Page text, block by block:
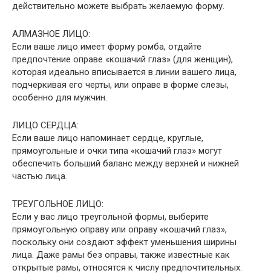
действительно можете выбрать желаемую форму.
АЛМАЗНОЕ ЛИЦО:
Если ваше лицо имеет форму ромба, отдайте
предпочтение оправе «кошачий глаз» (для женщин),
которая идеально вписывается в линии вашего лица,
подчеркивая его черты, или оправе в форме слезы,
особенно для мужчин.
ЛИЦО СЕРДЦА:
Если ваше лицо напоминает сердце, круглые,
прямоугольные и очки типа «кошачий глаз» могут
обеспечить больший баланс между верхней и нижней
частью лица.
ТРЕУГОЛЬНОЕ ЛИЦО:
Если у вас лицо треугольной формы, выберите
прямоугольную оправу или оправу «кошачий глаз»,
поскольку они создают эффект уменьшения ширины
лица. Даже рамы без оправы, также известные как
открытые рамы, относятся к числу предпочтительных.